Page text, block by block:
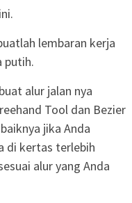
lembaran kerja
putih.
alur jalan nya
Tool dan Bezier
jika Anda
di kertas terlebih
alur yang Anda